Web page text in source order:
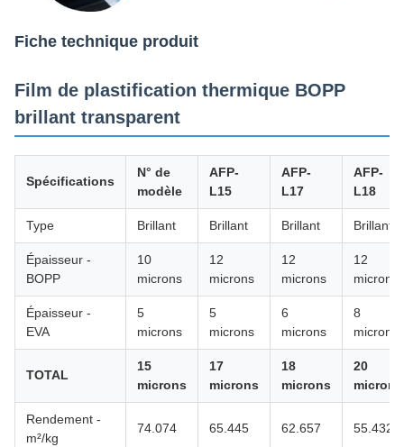
Fiche technique produit
Film de plastification thermique BOPP
brillant transparent
Spécifications
N° de
modèle
AFP-
L15
AFP-
L17
AFP-
L18
Type Brillant Brillant Brillant Brillant
Épaisseur -
BOPP
10
microns
12
microns
12
microns
12
microns
Épaisseur -
EVA
5
microns
5
microns
6
microns
8
microns
TOTAL
15
microns
17
microns
18
microns
20
microns
Rendement -
m²/kg
74.074 65.445 62.657 55.432